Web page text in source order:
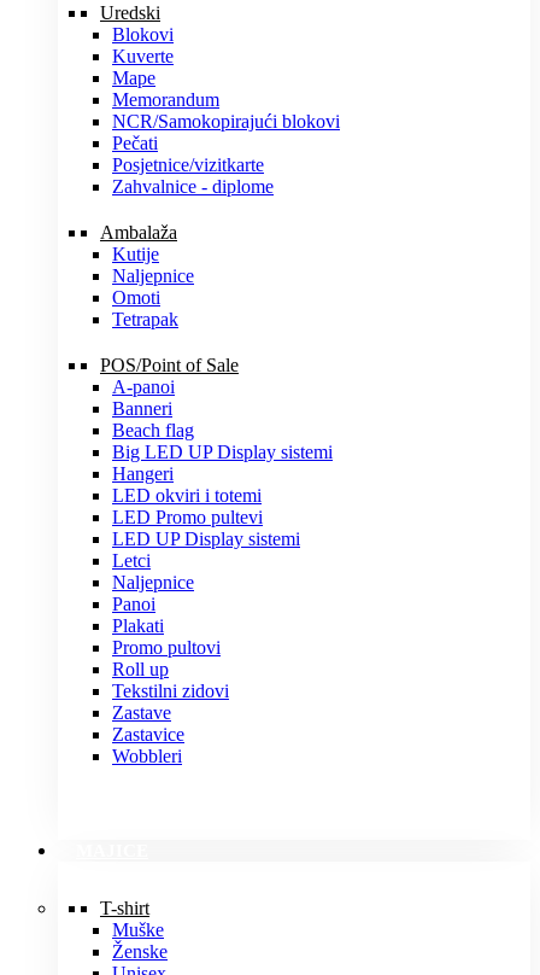
Uredski
Blokovi
Kuverte
Mape
Memorandum
NCR/Samokopirajući blokovi
Pečati
Posjetnice/vizitkarte
Zahvalnice - diplome
Ambalaža
Kutije
Naljepnice
Omoti
Tetrapak
POS/Point of Sale
A-panoi
Banneri
Beach flag
Big LED UP Display sistemi
Hangeri
LED okviri i totemi
LED Promo pultevi
LED UP Display sistemi
Letci
Naljepnice
Panoi
Plakati
Promo pultovi
Roll up
Tekstilni zidovi
Zastave
Zastavice
Wobbleri
T-shirt
Muške
Ženske